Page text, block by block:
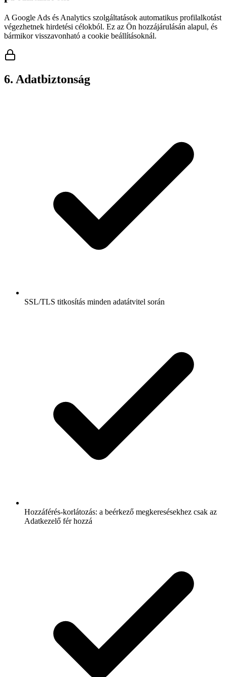
A Google Ads és Analytics szolgáltatások automatikus profilalkotást
végezhetnek hirdetési célokból. Ez az Ön hozzájárulásán alapul, és
bármikor visszavonható a cookie beállításoknál.
6. Adatbiztonság
SSL/TLS titkosítás minden adatátvitel során
Hozzáférés-korlátozás: a beérkező megkeresésekhez csak az
Adatkezelő fér hozzá